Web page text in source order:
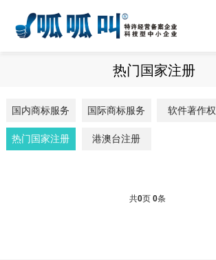
热门国家注册
国内商标服务 国际商标服务 软件著作权
热门国家注册 港澳台注册
共0页 0条